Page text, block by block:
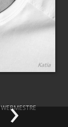
›
WEBMESTRE